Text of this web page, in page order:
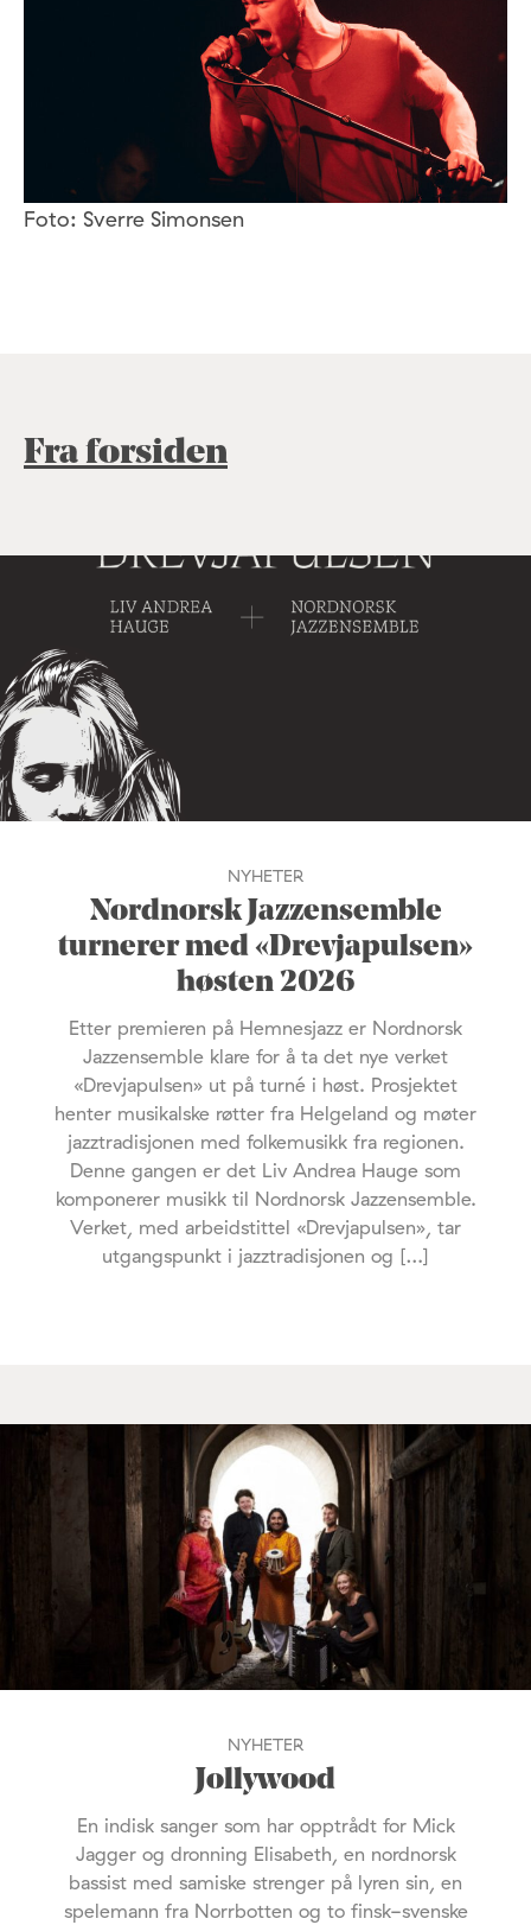
Foto: Sverre Simonsen
Fra forsiden
NYHETER
Nordnorsk Jazzensemble
turnerer med «Drevjapulsen»
høsten 2026
Etter premieren på Hemnesjazz er Nordnorsk
Jazzensemble klare for å ta det nye verket
«Drevjapulsen» ut på turné i høst. Prosjektet
henter musikalske røtter fra Helgeland og møter
jazztradisjonen med folkemusikk fra regionen.
Denne gangen er det Liv Andrea Hauge som
komponerer musikk til Nordnorsk Jazzensemble.
Verket, med arbeidstittel «Drevjapulsen», tar
utgangspunkt i jazztradisjonen og […]
NYHETER
Jollywood
En indisk sanger som har opptrådt for Mick
Jagger og dronning Elisabeth, en nordnorsk
bassist med samiske strenger på lyren sin, en
spelemann fra Norrbotten og to finsk-svenske